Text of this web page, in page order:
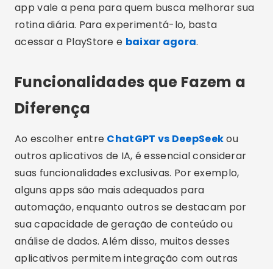
app vale a pena para quem busca melhorar sua
rotina diária. Para experimentá-lo, basta
acessar a PlayStore e baixar agora.
Funcionalidades que Fazem a
Diferença
Ao escolher entre ChatGPT vs DeepSeekou
outros aplicativos de IA, é essencial considerar
suas funcionalidades exclusivas. Por exemplo,
alguns apps são mais adequados para
automação, enquanto outros se destacam por
sua capacidade de geração de conteúdo ou
análise de dados. Além disso, muitos desses
aplicativos permitem integração com outras